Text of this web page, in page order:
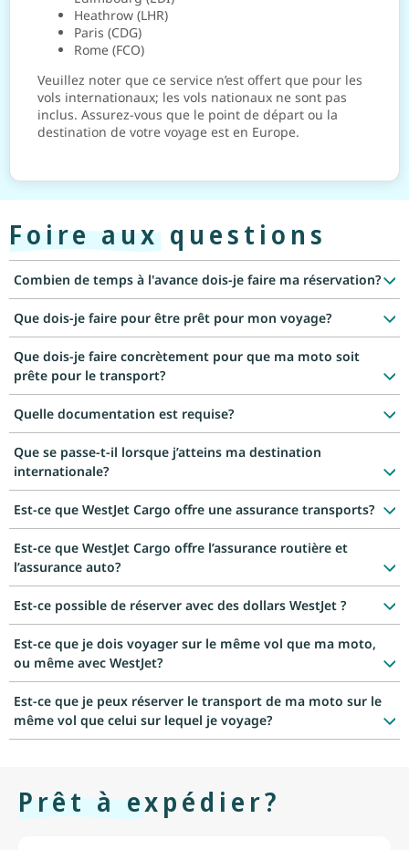
Heathrow (LHR)
Paris (CDG)
Rome (FCO)
Veuillez noter que ce service n’est offert que pour les
vols internationaux; les vols nationaux ne sont pas
inclus. Assurez-vous que le point de départ ou la
destination de votre voyage est en Europe.
Foire aux questions
Combien de temps à l'avance dois-je faire ma réservation?
Que dois-je faire pour être prêt pour mon voyage?
Que dois-je faire concrètement pour que ma moto soit
prête pour le transport?
Quelle documentation est requise?
Que se passe-t-il lorsque j’atteins ma destination
internationale?
Est-ce que WestJet Cargo offre une assurance transports?
Est-ce que WestJet Cargo offre l’assurance routière et
l’assurance auto?
Est-ce possible de réserver avec des dollars WestJet ?
Est-ce que je dois voyager sur le même vol que ma moto,
ou même avec WestJet?
Est-ce que je peux réserver le transport de ma moto sur le
même vol que celui sur lequel je voyage?
Prêt à expédier?